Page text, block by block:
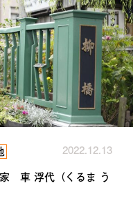
2022.12.13
車 浮代（くるま う